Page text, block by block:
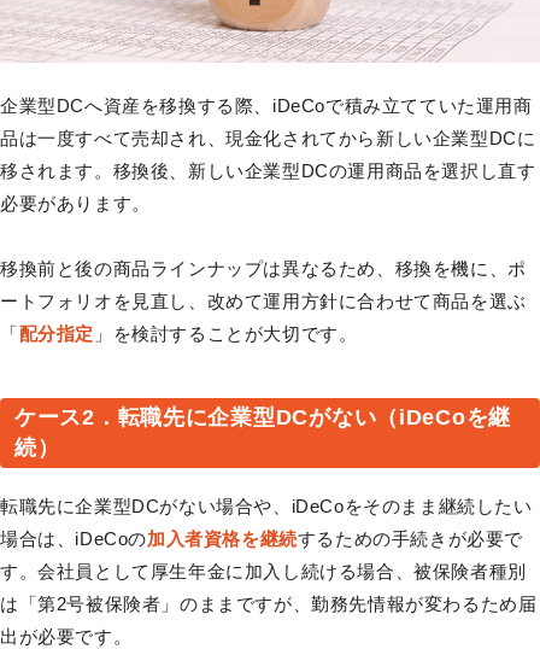
企業型DCへ資産を移換する際、iDeCoで積み立てていた運用商
品は一度すべて売却され、現金化されてから新しい企業型DCに
移されます。移換後、新しい企業型DCの運用商品を選択し直す
必要があります。
移換前と後の商品ラインナップは異なるため、移換を機に、ポ
ートフォリオを見直し、改めて運用方針に合わせて商品を選ぶ
「配分指定 」を検討することが大切です。
ケース2．転職先に企業型DCがない（iDeCoを継
続）
転職先に企業型DCがない場合や、iDeCoをそのまま継続したい
場合は、iDeCoの加入者資格を継続するための手続きが必要で
す。会社員として厚生年金に加入し続ける場合、被保険者種別
は「第2号被保険者」のままですが、勤務先情報が変わるため届
出が必要です。